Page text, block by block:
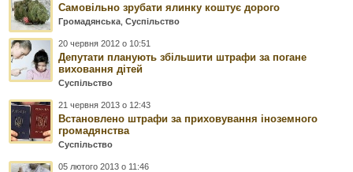
Самовільно зрубати ялинку коштує дорого
Громадянська ,Суспільство
20 червня 2012 о 10:51
Депутати планують збільшити штрафи за погане
виховання дітей
Суспільство
21 червня 2013 о 12:43
Встановлено штрафи за приховування іноземного
громадянства
Суспільство
05 лютого 2013 о 11:46